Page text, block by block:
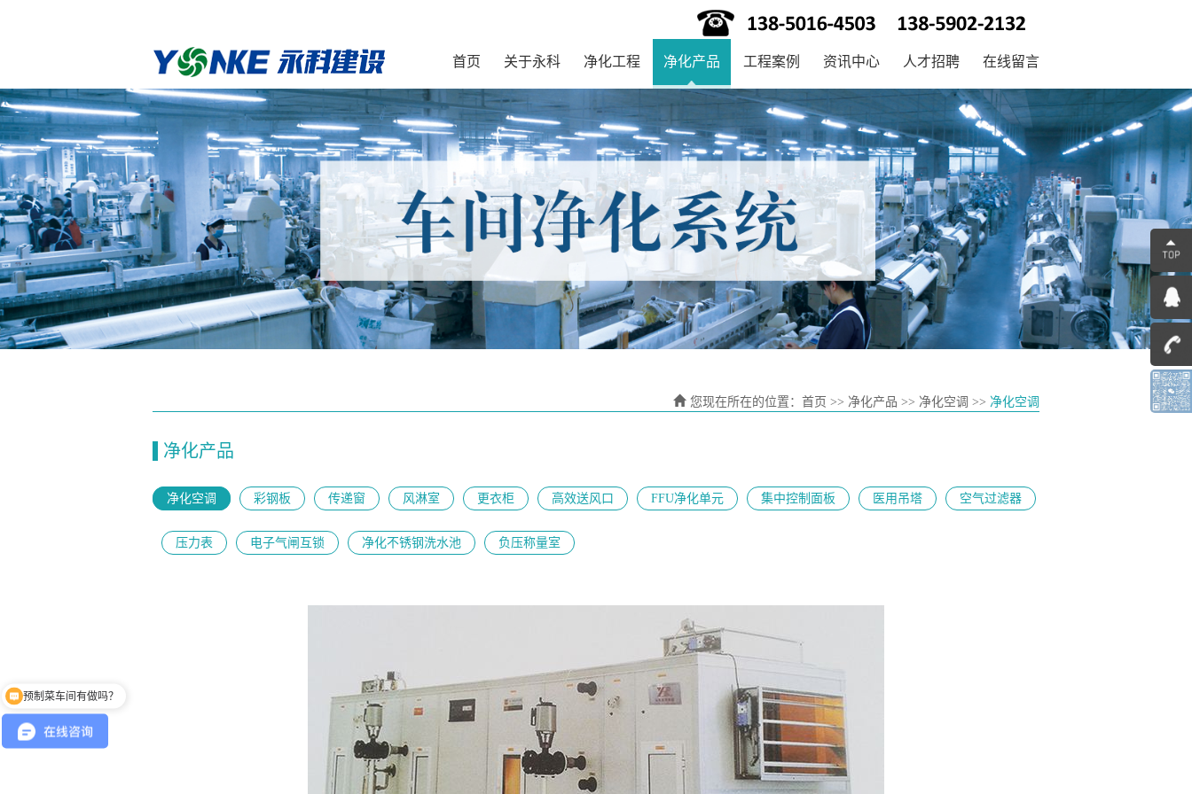
首页 关于永科 净化工程 净化产品 工程案例 资讯中心 人才招聘 在线留言
您现在所在的位置： 首页 >> 净化产品 >> 净化空调 >> 净化空调
净化产品
净化空调 彩钢板 传递窗 风淋室 更衣柜 高效送风口 FFU净化单元 集中控制面板 医用吊塔 空气过滤器
压力表 电子气闸互锁 净化不锈钢洗水池 负压称量室
预制菜车间有做吗？